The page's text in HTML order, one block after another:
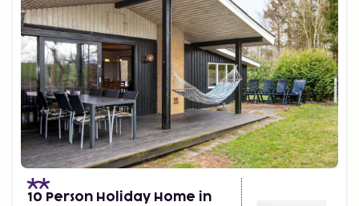
10 Person Holiday Home in